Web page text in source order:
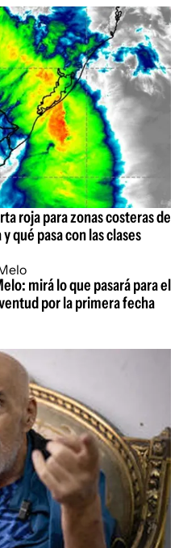
roja para zonas costeras de
qué pasa con las clases
mirá lo que pasará para el
por la primera fecha